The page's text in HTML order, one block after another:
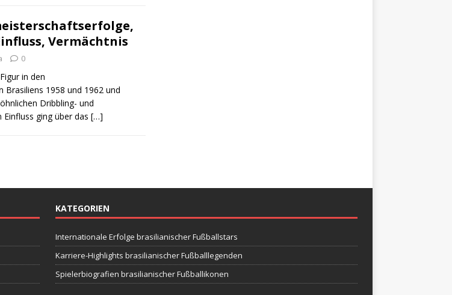
Vermächtnis
0
in den
1958 und 1962 und
Dribbling- und
Einfluss ging über das […]
KATEGORIEN
Internationale Erfolge brasilianischer Fußballstars
Karriere-Highlights brasilianischer Fußballlegenden
Spielerbiografien brasilianischer Fußballikonen